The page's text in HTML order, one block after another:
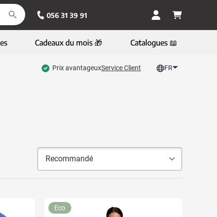
056 31 39 91
Cadeaux du mois 🎁 Catalogues 📖
Prix avantageuxService Client FR
Eco